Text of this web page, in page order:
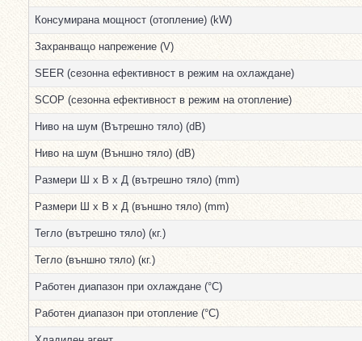
Консумирана мощност (отопление) (kW)
Захранващо напрежение (V)
SEER (сезонна ефективност в режим на охлаждане)
SCOP (сезонна ефективност в режим на отопление)
Ниво на шум (Вътрешно тяло) (dB)
Ниво на шум (Външно тяло) (dB)
Размери Ш х В х Д (вътрешно тяло) (mm)
Размери Ш х В х Д (външно тяло) (mm)
Тегло (вътрешно тяло) (кг.)
Тегло (външно тяло) (кг.)
Работен диапазон при охлаждане (°С)
Работен диапазон при отопление (°С)